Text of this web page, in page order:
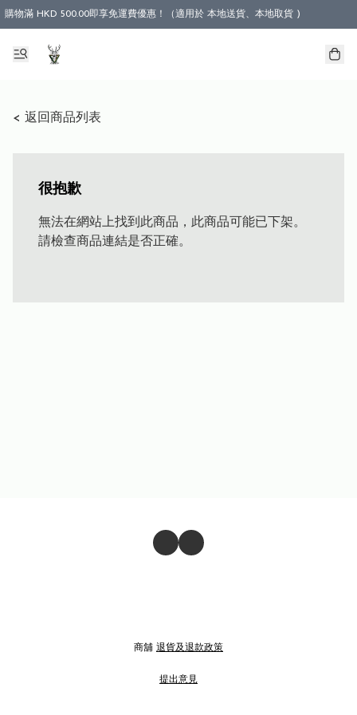
購物滿 HKD 500.00即享免運費優惠！（適用於 本地送貨、本地取貨 )
< 返回商品列表
很抱歉
無法在網站上找到此商品，此商品可能已下架。
請檢查商品連結是否正確。
商舖 退貨及退款政策
提出意見